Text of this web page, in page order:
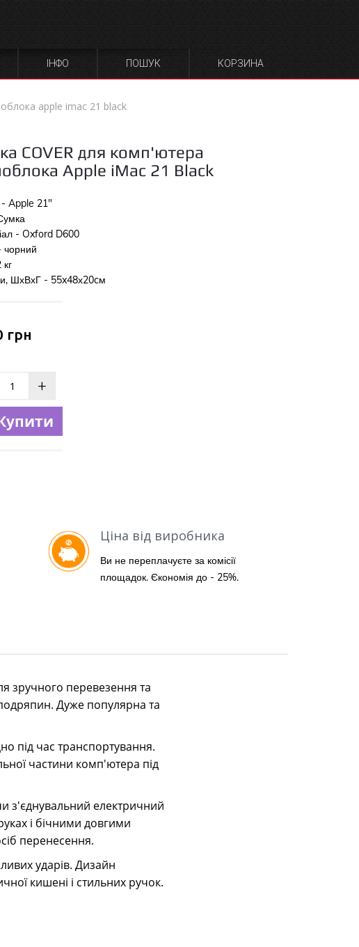
ІНФО ПОШУК КОРЗИНА
apple imac 21 black
COVER для комп'ютера
Apple iMac 21 Black
Apple 21"
- Oxford D600
чорний
ШхВхГ - 55x48х20cм
грн
+
Ціна від виробника
Ви не переплачуєте за комісії
площадок. Єкономія до - 25%.
зручного перевезення та
Дуже популярна та
під час транспортування.
частини комп'ютера під
з'єднувальний електричний
і бічними довгими
перенесення.
ударів. Дизайн
кишені і стильних ручок.